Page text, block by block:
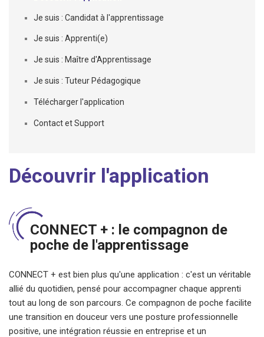
Je suis : Candidat à l'apprentissage
Je suis : Apprenti(e)
Je suis : Maître d'Apprentissage
Je suis : Tuteur Pédagogique
Télécharger l'application
Contact et Support
Découvrir l'application
CONNECT + : le compagnon de
poche de l'apprentissage
CONNECT + est bien plus qu'une application : c'est un véritable
allié du quotidien, pensé pour accompagner chaque apprenti
tout au long de son parcours. Ce compagnon de poche facilite
une transition en douceur vers une posture professionnelle
positive, une intégration réussie en entreprise et un